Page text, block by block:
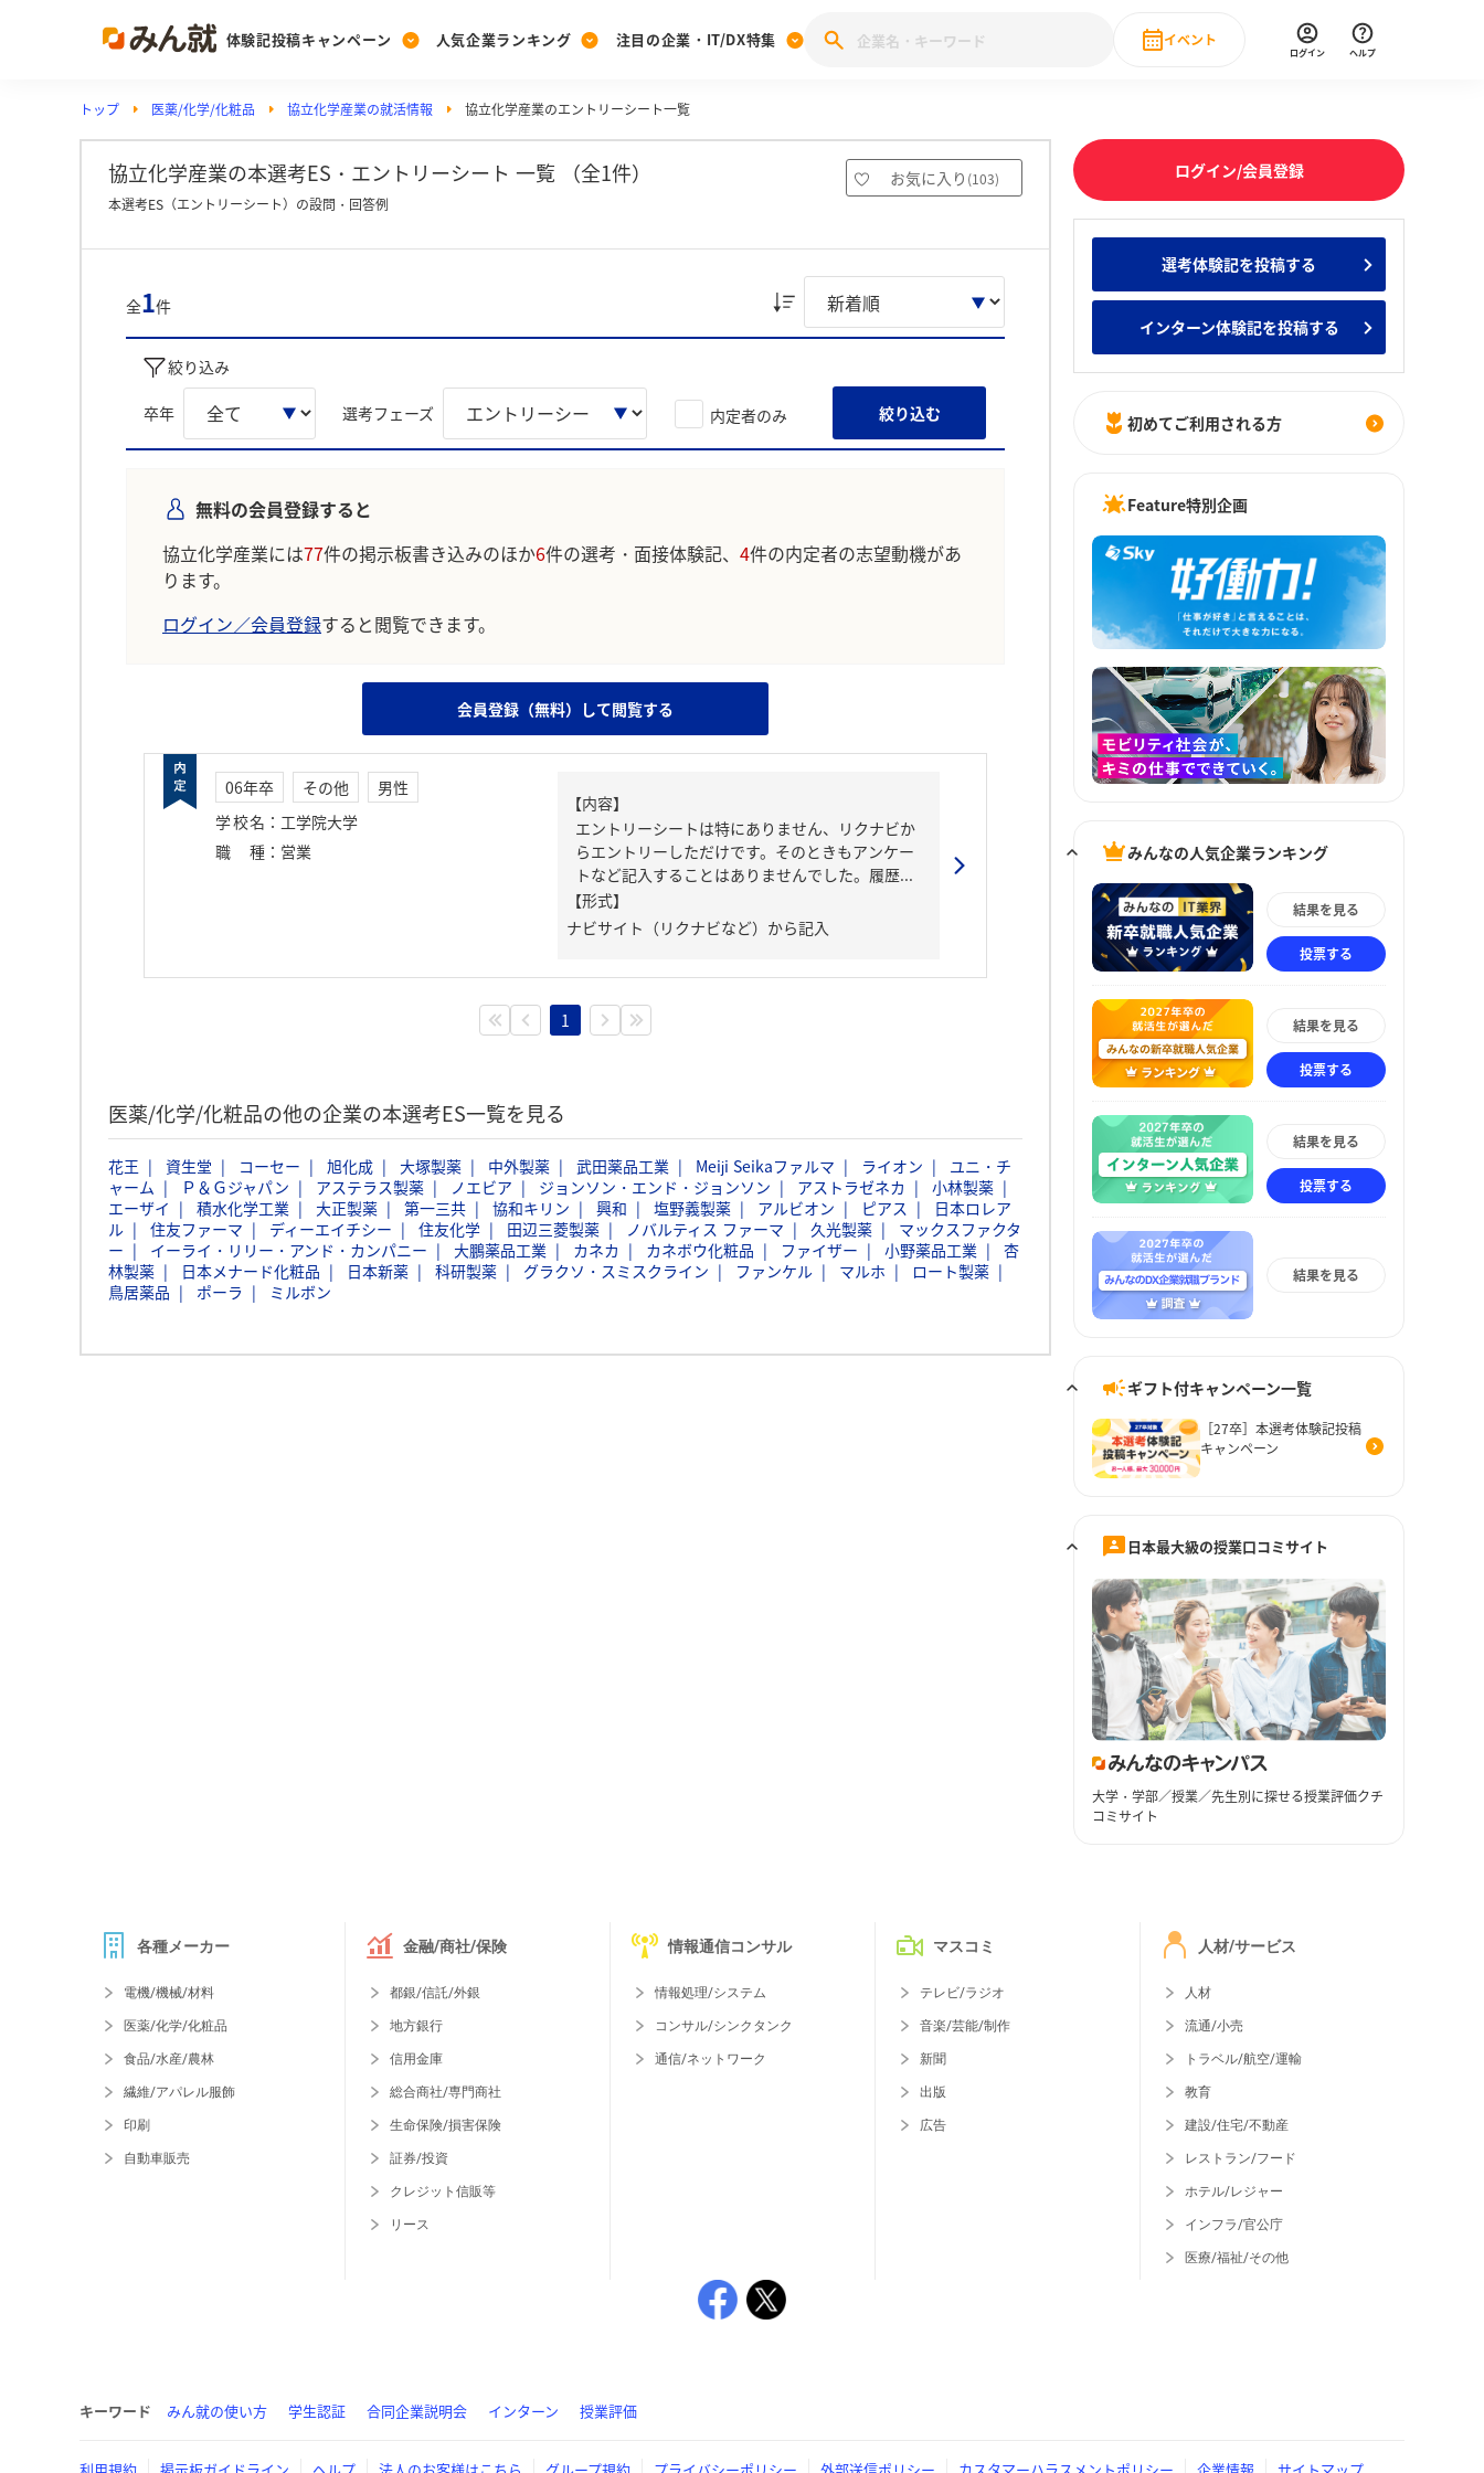
体験記投稿キャンペーン
Post
投稿する
[27卒] 本選考体験記投稿キャンペーン
人気企業ランキング
Ranking
ランキングを見る
みんなのDX企業就職ブランド調査
Vote みんなの新卒就職人気企業ランキング みんなのインターン人気企業ランキ
注目の企業・IT/DX特集
PickUp
注目の企業特集
28卒 IT・DX現場社員インタビュー
イベント
直近のイベント一覧
ログイン ヘルプ
トップ 医薬/化学/化粧品 協立化学産業の就活情報 協立化学産業のエントリーシート一覧
協立化学産業の本選考ES・エントリーシート 一覧 （全1件） お気に入り (103)
本選考ES（エントリーシート）の設問・回答例
全1件
絞り込み
卒年 選考フェーズ 内定者のみ 絞り込む
無料の会員登録すると
協立化学産業には77件の掲示板書き込みのほか6件の選考・面接体験記、 4件の内定者の志望動機があ
ります。
ログイン／会員登録すると閲覧できます。
会員登録（無料）して閲覧する
06年卒 その他
男性
学校名 ： 工学院大学
職種 ： 営業
【内容】
エントリーシートは特にありません、リクナビか
らエントリーしただけです。そのときもアンケー
トなど記入することはありませんでした。履歴...
【形式】
ナビサイト（リクナビなど）から記入
1
医薬/化学/化粧品の他の企業の本選考ES一覧を見る
花王 資生堂 コーセー 旭化成 大塚製薬 中外製薬 武田薬品工業 Meiji Seikaファルマ ライオン
ユニ・チ
ャーム
Ｐ＆Ｇジャパン アステラス製薬 ノエビア ジョンソン・エンド・ジョンソン アストラゼネカ
小林製薬
エーザイ
積水化学工業 大正製薬 第一三共 協和キリン 興和 塩野義製薬 アルビオン ピアス
日本ロレア
ル
住友ファーマ ディーエイチシー 住友化学 田辺三菱製薬 ノバルティス ファーマ 久光製薬
マックスファクタ
ー
イーライ・リリー・アンド・カンパニー 大鵬薬品工業 カネカ カネボウ化粧品 ファイザー 小野薬品工業
杏
林製薬
日本メナード化粧品 日本新薬 科研製薬 グラクソ・スミスクライン ファンケル マルホ
ロート製薬
鳥居薬品
ポーラ ミルボン
ログイン/会員登録
選考体験記を投稿する
インターン体験記を投稿する
初めてご利用される方
Feature特別企画
みんなの人気企業ランキング
結果を見る
投票する
結果を見る
投票する
結果を見る
投票する
結果を見る
ギフト付キャンペーン一覧
［27卒］本選考体験記投稿
キャンペーン
日本最大級の授業口コミサイト
大学・学部／授業／先生別に探せる授業評価クチ
コミサイト
各種メーカー
電機/機械/材料
医薬/化学/化粧品
食品/水産/農林
繊維/アパレル服飾
印刷
自動車販売
金融/商社/保険
都銀/信託/外銀
地方銀行
信用金庫
総合商社/専門商社
生命保険/損害保険
証券/投資
クレジット信販等
リース
情報通信コンサル
情報処理/システム
コンサル/シンクタンク
通信/ネットワーク
マスコミ
テレビ/ラジオ
音楽/芸能/制作
新聞
出版
広告
人材/サービス
人材
流通/小売
トラベル/航空/運輸
教育
建設/住宅/不動産
レストラン/フード
ホテル/レジャー
インフラ/官公庁
医療/福祉/その他
キーワード みん就の使い方 学生認証 合同企業説明会 インターン 授業評価